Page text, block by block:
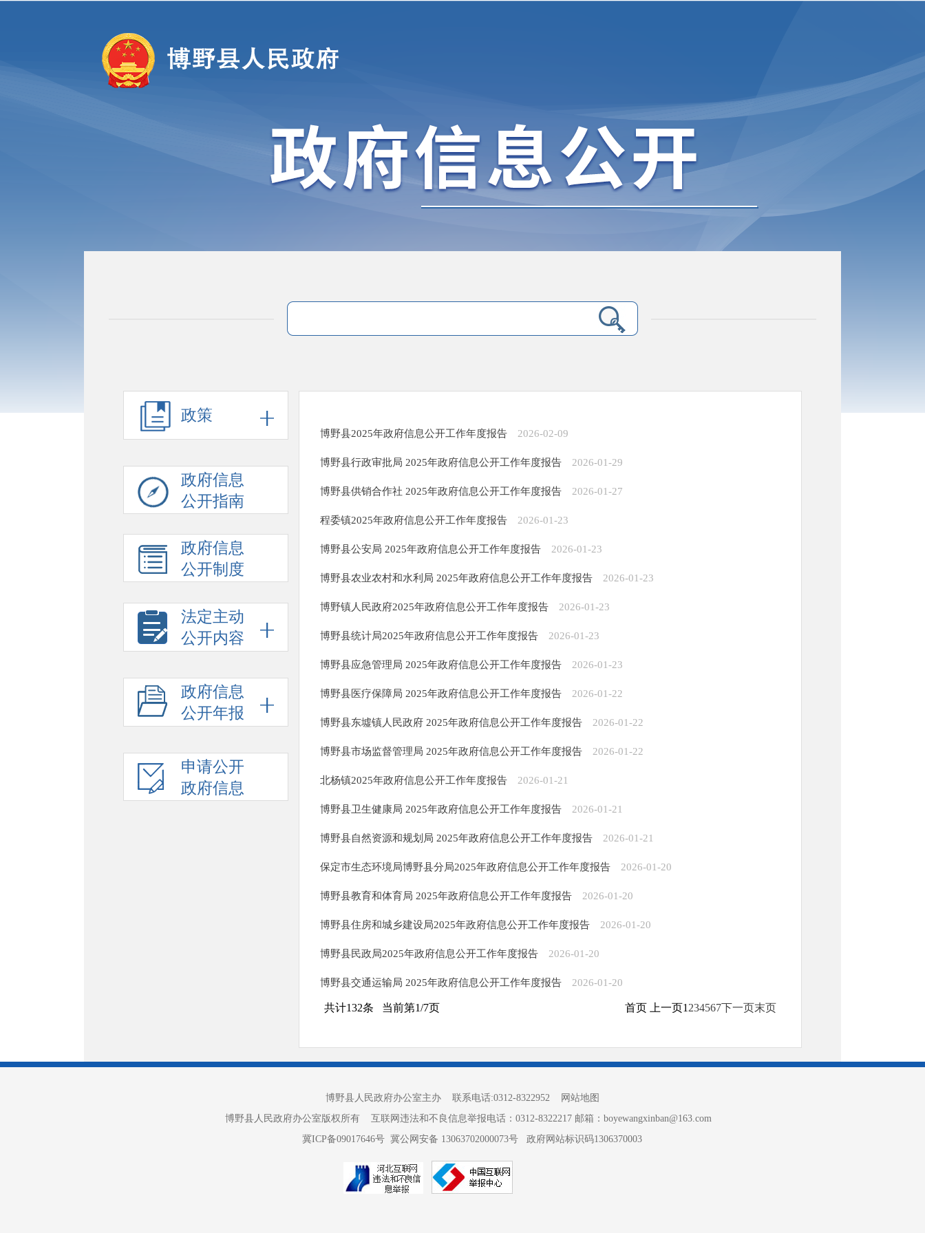
政策
政府信息
公开指南
政府信息
公开制度
法定主动
公开内容
政府信息
公开年报
申请公开
政府信息
博野县2025年政府信息公开工作年度报告 2026-02-09
博野县行政审批局 2025年政府信息公开工作年度报告 2026-01-29
博野县供销合作社 2025年政府信息公开工作年度报告 2026-01-27
程委镇2025年政府信息公开工作年度报告 2026-01-23
博野县公安局 2025年政府信息公开工作年度报告 2026-01-23
博野县农业农村和水利局 2025年政府信息公开工作年度报告 2026-01-23
博野镇人民政府2025年政府信息公开工作年度报告 2026-01-23
博野县统计局2025年政府信息公开工作年度报告 2026-01-23
博野县应急管理局 2025年政府信息公开工作年度报告 2026-01-23
博野县医疗保障局 2025年政府信息公开工作年度报告 2026-01-22
博野县东墟镇人民政府 2025年政府信息公开工作年度报告 2026-01-22
博野县市场监督管理局 2025年政府信息公开工作年度报告 2026-01-22
北杨镇2025年政府信息公开工作年度报告 2026-01-21
博野县卫生健康局 2025年政府信息公开工作年度报告 2026-01-21
博野县自然资源和规划局 2025年政府信息公开工作年度报告 2026-01-21
保定市生态环境局博野县分局2025年政府信息公开工作年度报告 2026-01-20
博野县教育和体育局 2025年政府信息公开工作年度报告 2026-01-20
博野县住房和城乡建设局2025年政府信息公开工作年度报告 2026-01-20
博野县民政局2025年政府信息公开工作年度报告 2026-01-20
博野县交通运输局 2025年政府信息公开工作年度报告 2026-01-20
共计132条 当前第1/7页 首页 上一页1 234567下一页末页
博野县人民政府办公室主办 联系电话:0312-8322952
网站地图
博野县人民政府办公室版权所有 互联网违法和不良信息举报电话：0312-8322217 邮箱：boyewangxinban@163.com
冀ICP备09017646号 冀公网安备 13063702000073号 政府网站标识码1306370003